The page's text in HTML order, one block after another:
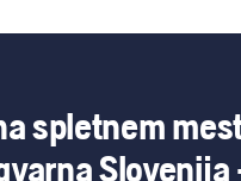
spletnem
Slovenija